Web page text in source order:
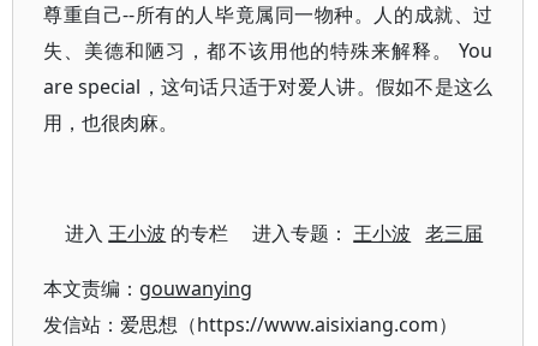
尊重自己--所有的人毕竟属同一物种。人的成就、过
失、美德和陋习，都不该用他的特殊来解释。 You
are special，这句话只适于对爱人讲。假如不是这么
用，也很肉麻。
进入王小波 的专栏 进入专题：王小波 老三届
本文责编： gouwanying
发信站：爱思想（https://www.aisixiang.com）